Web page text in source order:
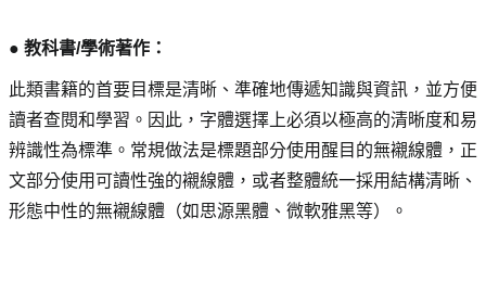
● 教科書/學術著作：
此類書籍的首要目標是清晰、準確地傳遞知識與資訊，並方便
讀者查閱和學習。因此，字體選擇上必須以極高的清晰度和易
辨識性為標準。常規做法是標題部分使用醒目的無襯線體，正
文部分使用可讀性強的襯線體，或者整體統一採用結構清晰、
形態中性的無襯線體（如思源黑體、微軟雅黑等）。